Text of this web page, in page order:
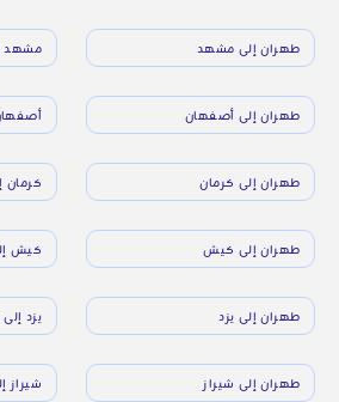
طهران إلى مشهد مشهد
طهران إلى أصفهان
طهران إلى كرمان كرمان
طهران إلى كيش كيش
طهران إلى يزد يزد
طهران إلى شيراز شيراز